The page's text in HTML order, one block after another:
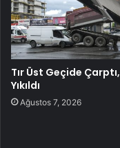
Tır Üst Geçide Çarptı,
Yıkıldı
Ağustos 7, 2026